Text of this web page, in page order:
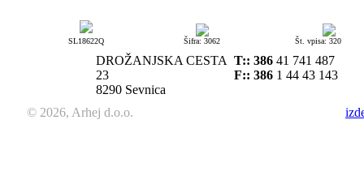
SL18622Q Šifra: 3062 Št. vpisa: 320
DROŽANJSKA CESTA
23
8290 Sevnica
T:: 386 41 741 487
F:: 386 1 44 43 143
© 2026, Arhej d.o.o.